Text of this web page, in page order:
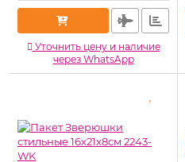
Уточнить цену и наличие
через WhatsApp